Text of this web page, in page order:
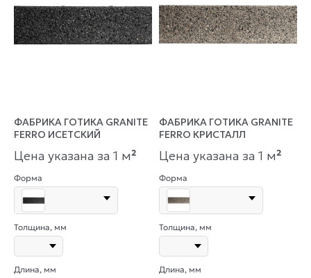
ФАБРИКА ГОТИКА GRANITE
FERRO ИСЕТСКИЙ
Цена указана за 1 м²
Форма
Толщина, мм
Длина, мм
ФАБРИКА ГОТИКА GRANITE
FERRO КРИСТАЛЛ
Цена указана за 1 м²
Форма
Толщина, мм
Длина, мм